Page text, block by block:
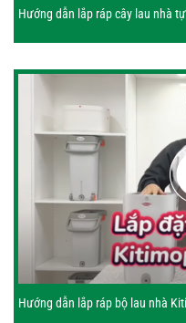
Hướng dẫn lắp ráp cây lau nhà
Hướng dẫn lắp ráp bộ lau nhà